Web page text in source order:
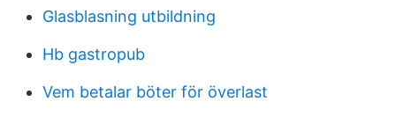
Glasblasning utbildning
Hb gastropub
Vem betalar böter för överlast